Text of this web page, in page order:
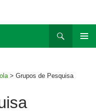
> Grupos de Pesquisa